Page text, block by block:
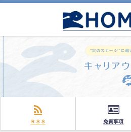
ＲＳＳ 免責事項